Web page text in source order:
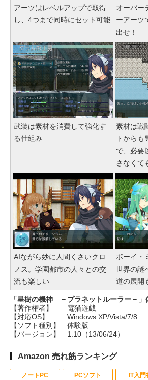
アーツはレベルアップで取得
し、4つまで同時にセット可能
オーバー
ーアーツ
出せ！
武装は素材を消費して強化す
る仕組み
素材は戦
トからも
で、必要
さなくて
AIながら妙に人間くさいクロ
ノス。学園都市の人々との交
流も楽しい
ボーイ・
世界の謎
道の展開
「星樹の機神 －プラネットルーラー－」
【著作権者】
電猫遊戯
【対応OS】
Windows XP/Vista/7/8
【ソフト種別】
体験版
【バージョン】
1.10（13/06/24）
Amazon 売れ筋ランキング
ノートPC PCソフト IT入門